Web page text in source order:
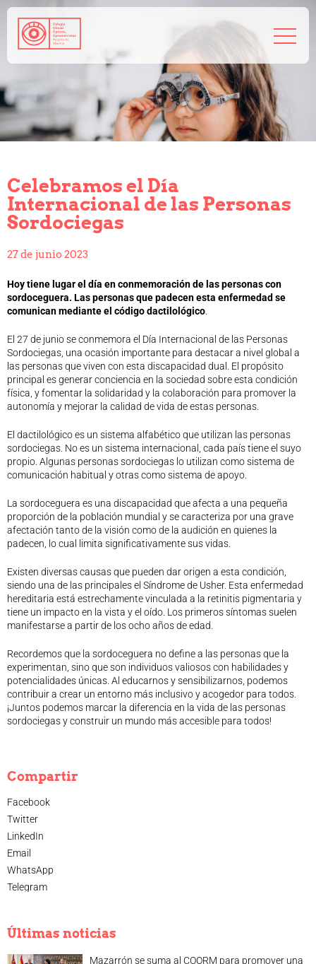
Salud visual
Preguntas frecuentes
Consejos de tu óptico-optometrista
Profesionales
Precolegiación
Tablón de anuncios
Biblioteca
Ventajas
Canal ético
Calendario
Formación
Archivo de formación
Vídeos de formación
Eventos COORM
EL COORM EN EL OPTOM 2024
V Congreso de Salud Visual y Pediatría 2022
Transparencia
Quiénes somos
Actualidad
Contacto
Celebramos el Día
Internacional de las Personas
Sordociegas
27 de junio 2023
Hoy tiene lugar el día en conmemoración de las personas con
sordoceguera. Las personas que padecen esta enfermedad se
comunican mediante el código dactilológico
El 27 de junio se conmemora el Día Internacional de las Personas
Sordociegas, una ocasión importante para destacar a nivel global a
las personas que viven con esta discapacidad dual. El propósito
principal es generar conciencia en la sociedad sobre esta condición
física, y fomentar la solidaridad y la colaboración para promover la
autonomía y mejorar la calidad de vida de estas personas.
El dactilológico es un sistema alfabético que utilizan las personas
sordociegas. No es un sistema internacional, cada país tiene el suyo
propio. Algunas personas sordociegas lo utilizan como sistema de
comunicación habitual y otras como sistema de apoyo.
La sordoceguera es una discapacidad que afecta a una pequeña
proporción de la población mundial y se caracteriza por una grave
afectación tanto de la visión como de la audición en quienes la
padecen, lo cual limita significativamente sus vidas.
Existen diversas causas que pueden dar origen a esta condición,
siendo una de las principales el Síndrome de Usher. Esta enfermedad
hereditaria está estrechamente vinculada a la retinitis pigmentaria y
tiene un impacto en la vista y el oído. Los primeros síntomas suelen
manifestarse a partir de los ocho años de edad.
Recordemos que la sordoceguera no define a las personas que la
experimentan, sino que son individuos valiosos con habilidades y
potencialidades únicas. Al educarnos y sensibilizarnos, podemos
contribuir a crear un entorno más inclusivo y acogedor para todos.
¡Juntos podemos marcar la diferencia en la vida de las personas
sordociegas y construir un mundo más accesible para todos!
Compartir
Facebook
Twitter
LinkedIn
Email
WhatsApp
Telegram
Últimas noticias
Mazarrón se suma al COORM para promover una